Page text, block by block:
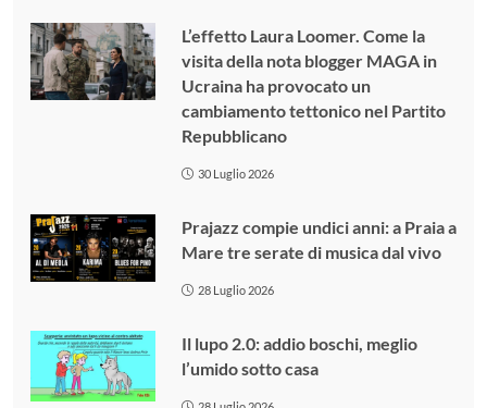
L’effetto Laura Loomer. Come la
visita della nota blogger MAGA in
Ucraina ha provocato un
cambiamento tettonico nel Partito
Repubblicano
30 Luglio 2026
Prajazz compie undici anni: a Praia a
Mare tre serate di musica dal vivo
28 Luglio 2026
Il lupo 2.0: addio boschi, meglio
l’umido sotto casa